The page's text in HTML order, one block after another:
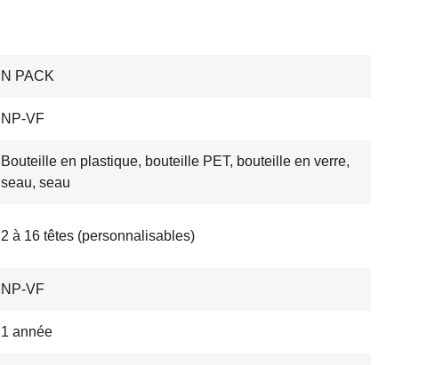
N PACK
NP-VF
Bouteille en plastique, bouteille PET, bouteille en verre,
seau, seau
2 à 16 têtes (personnalisables)
NP-VF
1 année